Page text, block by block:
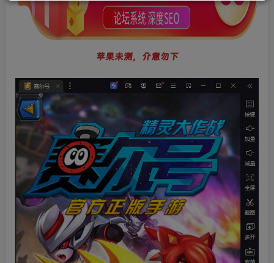
苹果未测，介意勿下